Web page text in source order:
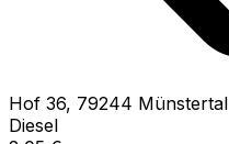
Hof 36, 79244 Münstertal
Diesel